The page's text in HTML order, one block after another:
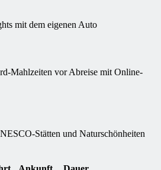
mit dem eigenen Auto
Mahlzeiten vor Abreise mit Online-
Stätten und Naturschönheiten